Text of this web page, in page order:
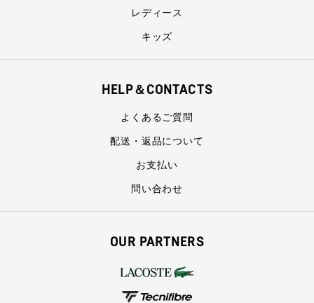
レディース
キッズ
HELP＆CONTACTS
よくあるご質問
配送・返品について
お支払い
問い合わせ
OUR PARTNERS